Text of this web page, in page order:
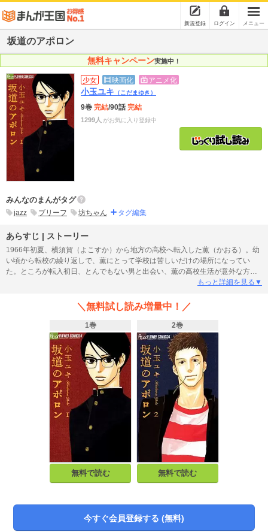
新規登録 ログイン メニュー
坂道のアポロン
無料キャンペーン実施中！
少女 映画化 アニメ化
小玉ユキ （こだまゆき）
9巻 完結/90話完結
1299人 がお気に入り登録中
みんなのまんがタグ
jazz ブリーフ 坊ちゃん タグ編集
あらすじ | ストーリー
1966年初夏、横須賀（よこすか）から地方の高校へ転入した薫（かおる）。幼
い頃から転校の繰り返しで、薫にとって学校は苦しいだけの場所になってい
た。ところが転入初日、とんでもない男と出会い、薫の高校生活が意外な方向
もっと詳細を見る▼
＼無料試し読み増量中！／
1巻
無料で読む
2巻
無料で読む
今すぐ会員登録する (無料)